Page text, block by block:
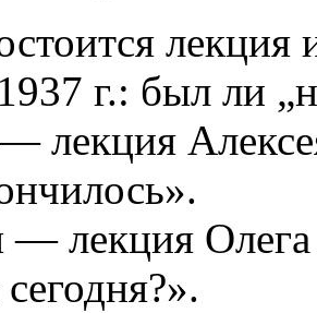
г.: был ли
лекция
— лекция